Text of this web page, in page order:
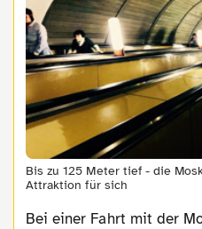
Bis zu 125 Meter tief - die
Attraktion für sich
Bei einer Fahrt mit der Moskauer Metro schlägt